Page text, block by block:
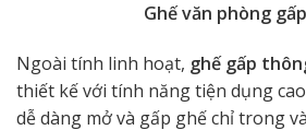
Ghế văn phòng
Ngoài tính linh hoạt, ghế gấp
thiết kế với tính năng tiện dụng
dễ dàng mở và gấp ghế chỉ trong